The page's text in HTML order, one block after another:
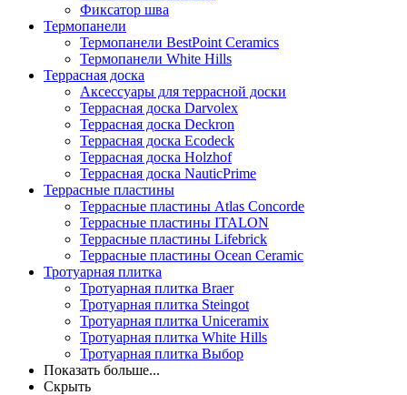
Фиксатор шва
Термопанели
Термопанели BestPoint Ceramics
Термопанели White Hills
Террасная доска
Аксессуары для террасной доски
Террасная доска Darvolex
Террасная доска Deckron
Террасная доска Ecodeck
Террасная доска Holzhof
Террасная доска NauticPrime
Террасные пластины
Террасные пластины Atlas Concorde
Террасные пластины ITALON
Террасные пластины Lifebrick
Террасные пластины Ocean Ceramic
Тротуарная плитка
Тротуарная плитка Braer
Тротуарная плитка Steingot
Тротуарная плитка Uniceramix
Тротуарная плитка White Hills
Тротуарная плитка Выбор
Показать больше...
Скрыть